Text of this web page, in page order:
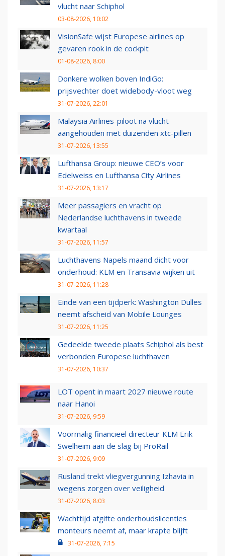
vlucht naar Schiphol
03-08-2026, 10:02
VisionSafe wijst Europese airlines op
gevaren rook in de cockpit
01-08-2026, 8:00
Donkere wolken boven IndiGo:
prijsvechter doet widebody-vloot weg
31-07-2026, 22:01
Malaysia Airlines-piloot na vlucht
aangehouden met duizenden xtc-pillen
31-07-2026, 13:55
Lufthansa Group: nieuwe CEO’s voor
Edelweiss en Lufthansa City Airlines
31-07-2026, 13:17
Meer passagiers en vracht op
Nederlandse luchthavens in tweede
kwartaal
31-07-2026, 11:57
Luchthavens Napels maand dicht voor
onderhoud: KLM en Transavia wijken uit
31-07-2026, 11:28
Einde van een tijdperk: Washington Dulles
neemt afscheid van Mobile Lounges
31-07-2026, 11:25
Gedeelde tweede plaats Schiphol als best
verbonden Europese luchthaven
31-07-2026, 10:37
LOT opent in maart 2027 nieuwe route
naar Hanoi
31-07-2026, 9:59
Voormalig financieel directeur KLM Erik
Swelheim aan de slag bij ProRail
31-07-2026, 9:09
Rusland trekt vliegvergunning Izhavia in
wegens zorgen over veiligheid
31-07-2026, 8:03
Wachttijd afgifte onderhoudslicenties
monteurs neemt af, maar krapte blijft
31-07-2026, 7:15